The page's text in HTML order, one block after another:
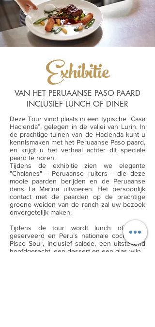
Exhibitie
VAN HET PERUAANSE PASO PAARD
INCLUSIEF LUNCH OF DINER
Deze Tour vindt plaats in een typische "Casa
Hacienda”, gelegen in de vallei van Lurin. In
de prachtige tuinen van de Hacienda kunt u
kennismaken met het Peruaanse Paso paard,
en krijgt u het verhaal achter dit speciale
paard te horen.
Tijdens de exhibitie zien we elegante
"Chalanes" - Peruaanse ruiters - die deze
mooie paarden berijden en de Peruaanse
dans La Marina uitvoeren. Het persoonlijk
contact met de paarden op de prachtige
groene weiden van de ranch zal uw bezoek
onvergetelijk maken.
Tijdens de tour wordt lunch of diner
geserveerd en Peru’s nationale cocktail de
Pisco Sour, inclusief salade, een uitstekend
hoofdgerecht, een dessert en een glas wijn.